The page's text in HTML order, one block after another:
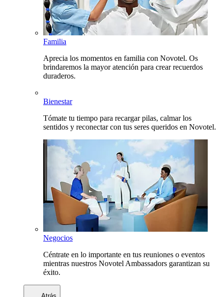
Familia
Aprecia los momentos en familia con Novotel. Os
brindaremos la mayor atención para crear recuerdos
duraderos.
Bienestar
Tómate tu tiempo para recargar pilas, calmar los
sentidos y reconectar con tus seres queridos en Novotel.
Negocios
Céntrate en lo importante en tus reuniones o eventos
mientras nuestros Novotel Ambassadors garantizan su
éxito.